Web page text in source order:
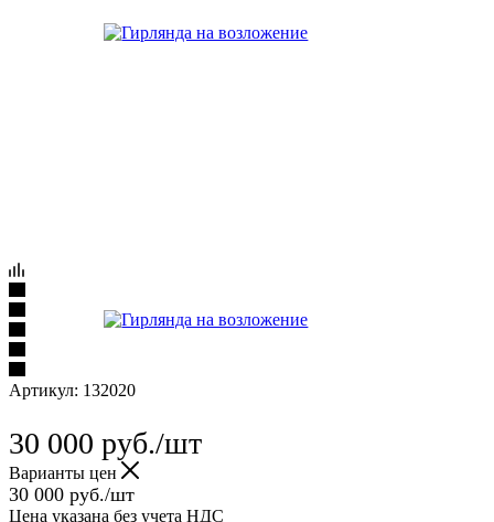
Артикул: 132020
30 000 руб./шт
Варианты цен
30 000 руб./шт
Цена указана без учета НДС